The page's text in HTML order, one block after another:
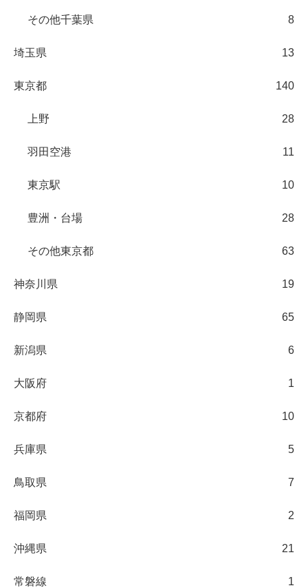
その他千葉県 8
埼玉県 13
東京都 140
上野 28
羽田空港 11
東京駅 10
豊洲・台場 28
その他東京都 63
神奈川県 19
静岡県 65
新潟県 6
大阪府 1
京都府 10
兵庫県 5
鳥取県 7
福岡県 2
沖縄県 21
常磐線 1